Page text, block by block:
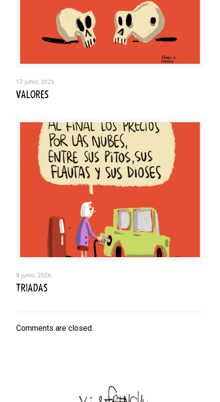
17 junio, 2026
VALORES
8 junio, 2026
TRIADAS
Comments are closed.